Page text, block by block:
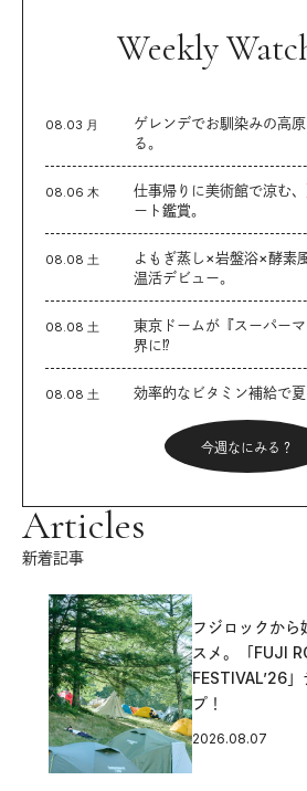
Weekly
08.03 月
ゲレンデでお馴染みの高
る。
08.06 木
仕事帰りに美術館で涼む
ート鑑賞。
08.08 土
よもぎ蒸し×岩盤浴×酵素
温活デビュー。
08.08 土
東京ドームが『スーパー
界に⁉︎
08.08 土 効率的なビタミン補給で夏
今週なにみる？
Articles
新着記事
フジロックから
スメ。「FUJI
FESTIVAL’26
プ！
2026.08.07